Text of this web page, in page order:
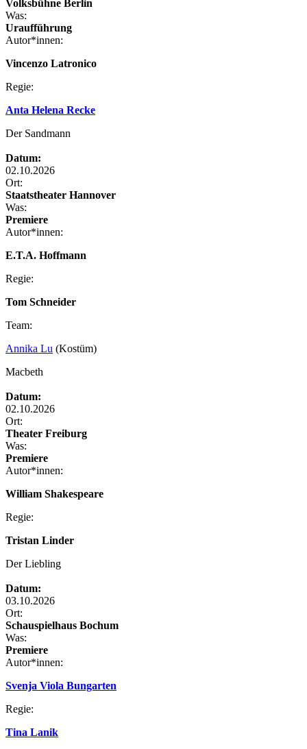
Volksbühne Berlin
Was:
Uraufführung
Autor*innen:
Vincenzo Latronico
Regie:
Anta Helena Recke
Der Sandmann
Datum:
02.10.2026
Ort:
Staatstheater Hannover
Was:
Premiere
Autor*innen:
E.T.A. Hoffmann
Regie:
Tom Schneider
Team:
Annika Lu (Kostüm)
Macbeth
Datum:
02.10.2026
Ort:
Theater Freiburg
Was:
Premiere
Autor*innen:
William Shakespeare
Regie:
Tristan Linder
Der Liebling
Datum:
03.10.2026
Ort:
Schauspielhaus Bochum
Was:
Premiere
Autor*innen:
Svenja Viola Bungarten
Regie:
Tina Lanik